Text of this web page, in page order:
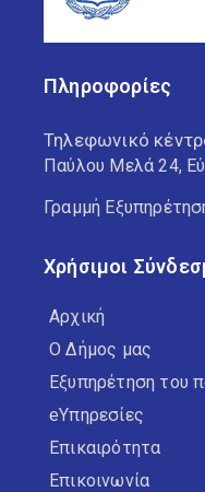
Πληροφορίες
Τηλεφωνικό
Παύλου Μελά 24,
Γραμμή
Χρήσιμοι
Αρχική
Ο Δήμος μας
Εξυπηρέτηση του
eΥπηρεσίες
Επικαιρότητα
Επικοινωνία